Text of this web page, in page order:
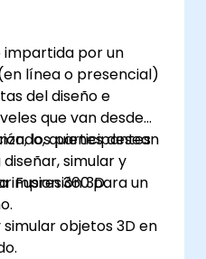
impartida por un
línea o presencial)
del diseño e
que van desde
quienes desean
simular y
impresión 3D.
los participantes
Fusion 360 para un
objetos 3D en